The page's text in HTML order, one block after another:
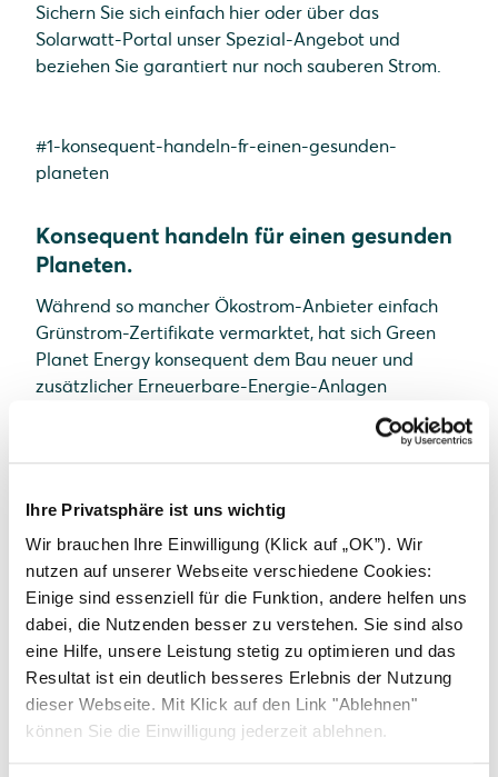
Ihre Privatsphäre ist uns wichtig
Wir brauchen Ihre Einwilligung (Klick auf „OK”). Wir
nutzen auf unserer Webseite verschiedene Cookies:
Einige sind essenziell für die Funktion, andere helfen uns
dabei, die Nutzenden besser zu verstehen. Sie sind also
eine Hilfe, unsere Leistung stetig zu optimieren und das
Resultat ist ein deutlich besseres Erlebnis der Nutzung
dieser Webseite. Mit Klick auf den Link "Ablehnen"
können Sie die Einwilligung jederzeit ablehnen.
Sichern Sie sich einfach hier oder über das
Solarwatt-Portal unser Spezial-Angebot und
beziehen Sie garantiert nur noch sauberen Strom.
#1-konsequent-handeln-fr-einen-gesunden-
planeten
Konsequent handeln für einen gesunden
Planeten.
Während so mancher Ökostrom-Anbieter einfach
Grünstrom-Zertifikate vermarktet, hat sich Green
Planet Energy konsequent dem Bau neuer und
zusätzlicher Erneuerbare-Energie-Anlagen
verpflichtet und investiert somit aktiv in die
also das Ziel einer emissionsfreien Stromerzeugung.
Im Gegenzug erhalten Sie heute schon einen
Stromtarif mit top Konditionen und ohne
Mindestvertragslaufzeit.
Ebenso profitieren Sie, wenn Sie z. B. planen, eine
Ladestation für Ihr Elektroautozu installieren. Denn
als Betreiber einer Photovoltaik-Anlage und / oder
Nutzer vonÖkostromhaben Sie Anrecht auf eine
Ladestation-Förderung der KfW.